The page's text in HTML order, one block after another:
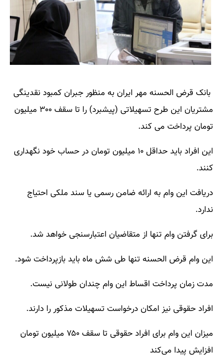
بانک قرض الحسنه مهر ایران به منظور جبران کمبود نقدینگی
مشتریان این طرح تسهیلاتی (پیشبرد) را تا سقف ۳۰۰ میلیون
تومان پرداخت می کند.
این افراد باید حداقل ۱۰ میلیون تومان در حساب خود نگهداری
کنند.
دریافت این وام به ارائه ضامن رسمی یا سند ملکی احتیاج
ندارد.
برای گرفتن وام تنها از متقاضیان اعتبارسنجی خواهد شد.
این وام قرض الحسنه تنها طی شش ماه باید بازپرداخت شود.
مدت زمان پرداخت اقساط این وام چندان طولانی نیست.
افراد حقوقی نیز امکان درخواست تسهیلات مذکور را دارند.
میزان این وام برای افراد حقوقی تا سقف ۷۵۰ میلیون تومان
افزایش پیدا می‌کند